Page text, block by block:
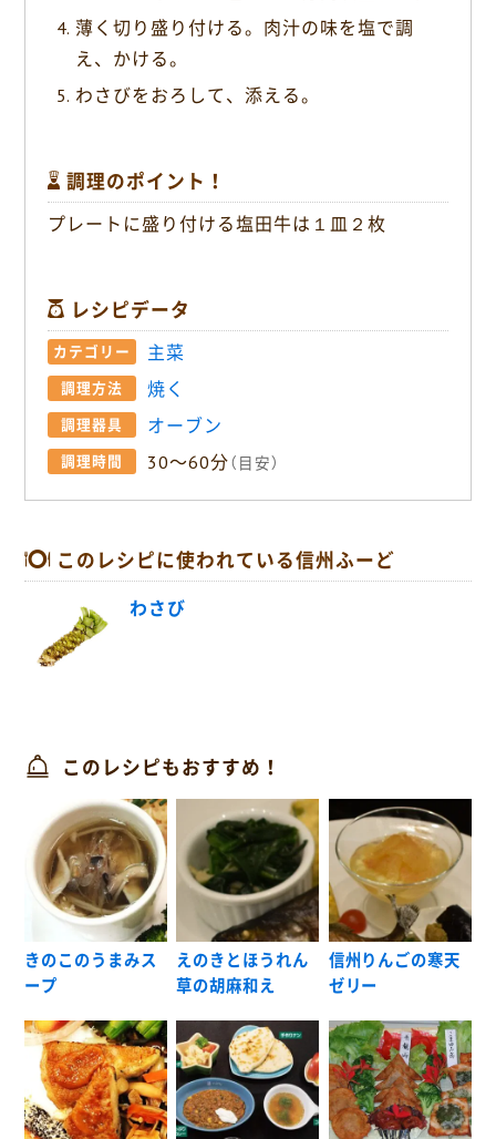
薄く切り盛り付ける。肉汁の味を塩で調
え、かける。
わさびをおろして、添える。
調理のポイント！
プレートに盛り付ける塩田牛は１皿２枚
レシピデータ
カテゴリー 主菜
調理方法 焼く
調理器具 オーブン
調理時間 30〜60分（目安）
このレシピに使われている信州ふーど
わさび
このレシピもおすすめ！
きのこのうまみス
ープ
えのきとほうれん
草の胡麻和え
信州りんごの寒天
ゼリー